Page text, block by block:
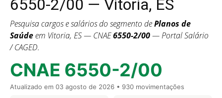
6550-2/00 — Vitoria, ES
Pesquisa cargos e salários do segmento dePlanos de
Saúdeem Vitoria, ES — CNAE6550-2/00— Portal Salário
/ CAGED.
CNAE 6550-2/00
Atualizado em 03 agosto de 2026 • 930 movimentações